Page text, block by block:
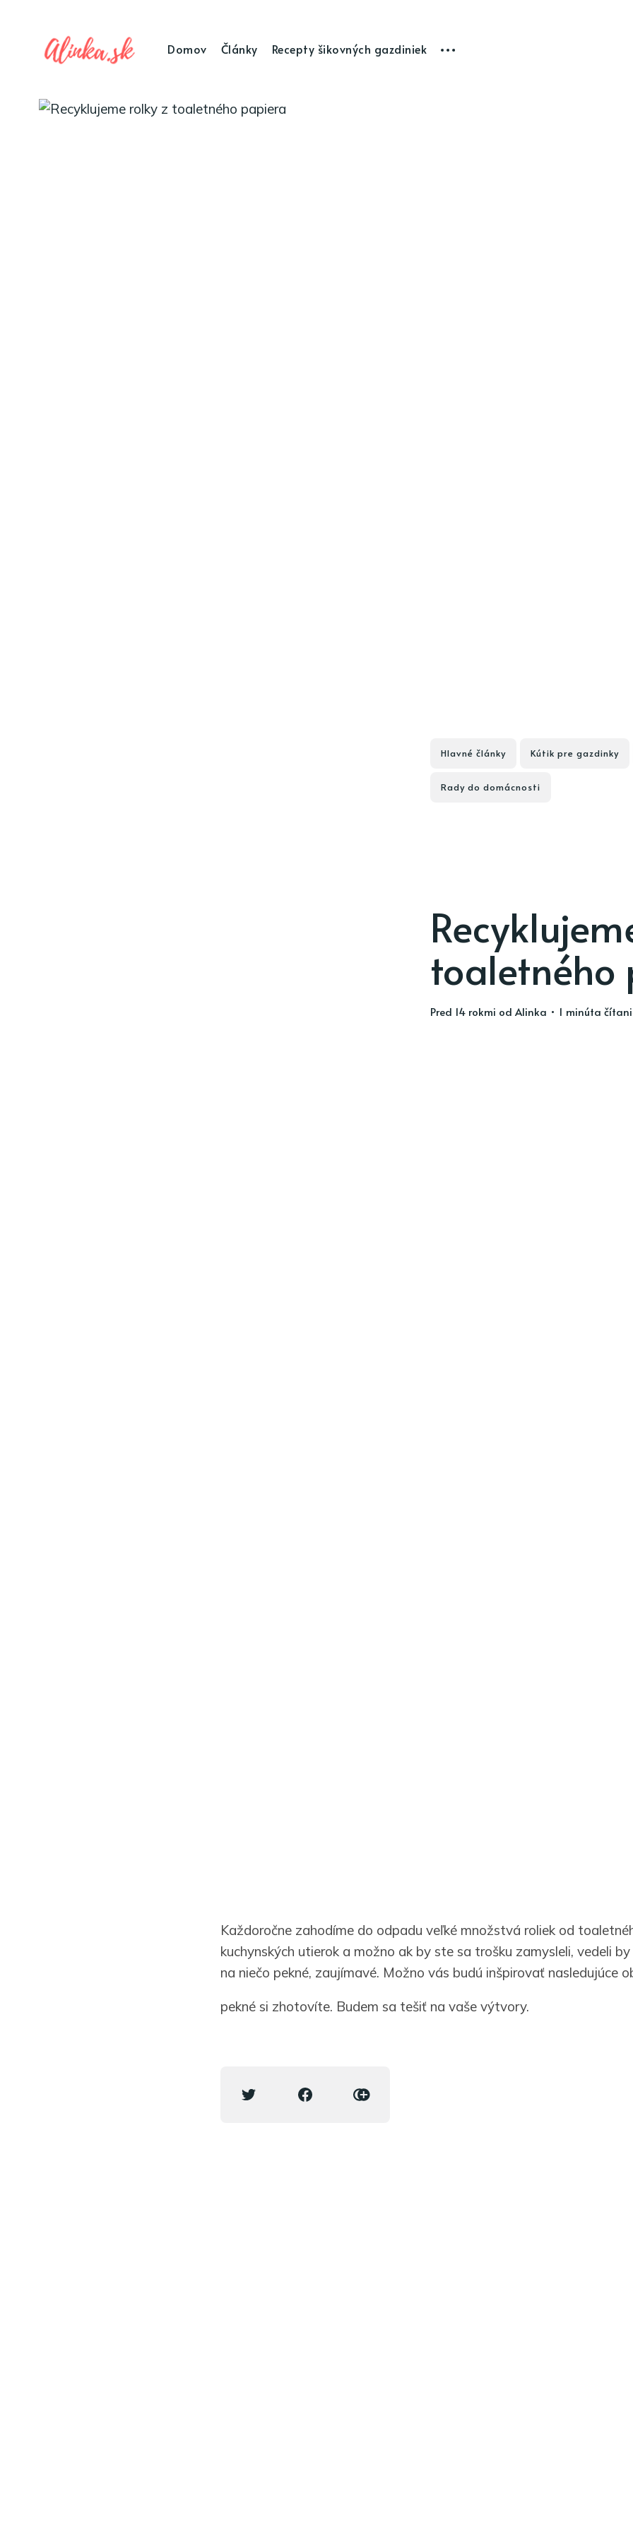
Domov Články Recepty šikovných gazdiniek
Hlavné články Kútik pre gazdinky
Rady do domácnosti
toaletného
pred 14 rokmi od Alinka • 1 minúta
Každoročne zahodíme do odpadu veľké množstvá roliek od
kuchynských utierok a možno ak by ste sa trošku zamysleli, vedeli
na niečo pekné, zaujímavé. Možno vás budú inšpirovať nasledujúce
pekné si zhotovíte. Budem sa tešiť na vaše výtvory.